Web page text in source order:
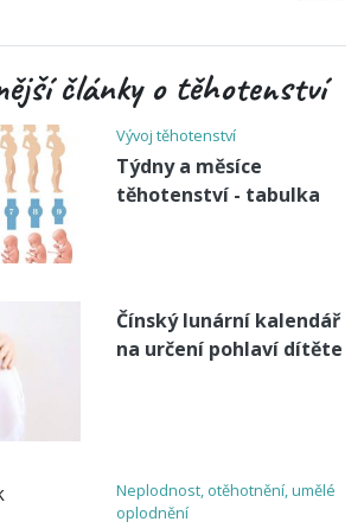
články o těhotenství
Vývoj těhotenství
Týdny a měsíce
těhotenství - tabulka
Čínský lunární kalendář
na určení pohlaví dítěte
Neplodnost, otěhotnění, umělé
oplodnění